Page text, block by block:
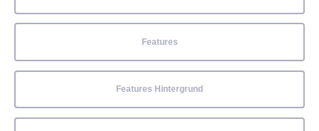
Features
Features Hintergrund